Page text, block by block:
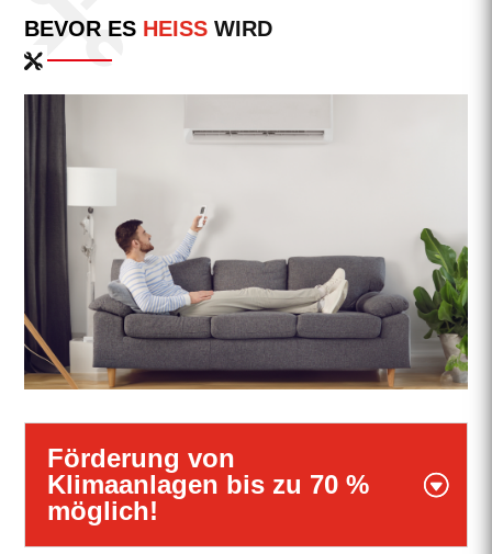
BEVOR ES HEISS WIRD
Förderung von
Klimaanlagen bis zu 70 %
möglich!